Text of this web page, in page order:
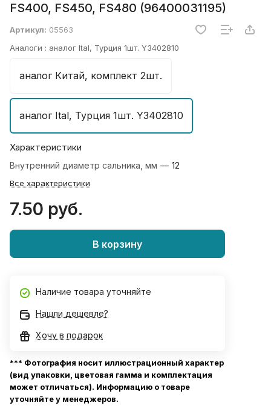
FS400, FS450, FS480 (96400031195)
Артикул: 05563
Аналоги : аналог Ital, Турция 1шт. Y3402810
аналог Китай, комплект 2шт.
аналог Ital, Турция 1шт. Y3402810
Характеристики
Внутренний диаметр сальника, мм — 12
Все характеристики
7.50 руб.
В корзину
Наличие товара уточняйте
Нашли дешевле?
Хочу в подарок
*** Фотография носит иллюстрационный характер
(вид упаковки, цветовая гамма и комплектация
может отличаться). Информацию о товаре
уточняйте у менеджеров.